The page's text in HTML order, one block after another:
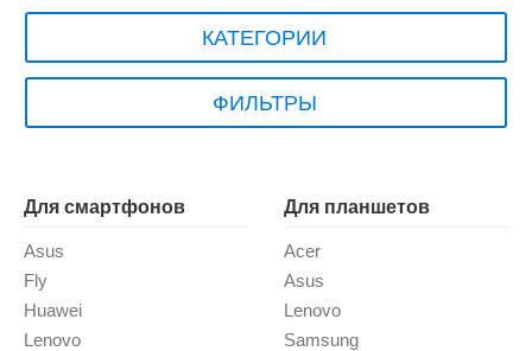
КАТЕГОРИИ
ФИЛЬТРЫ
Для смартфонов
Asus
Fly
Huawei
Lenovo
Для планшетов
Acer
Asus
Lenovo
Samsung